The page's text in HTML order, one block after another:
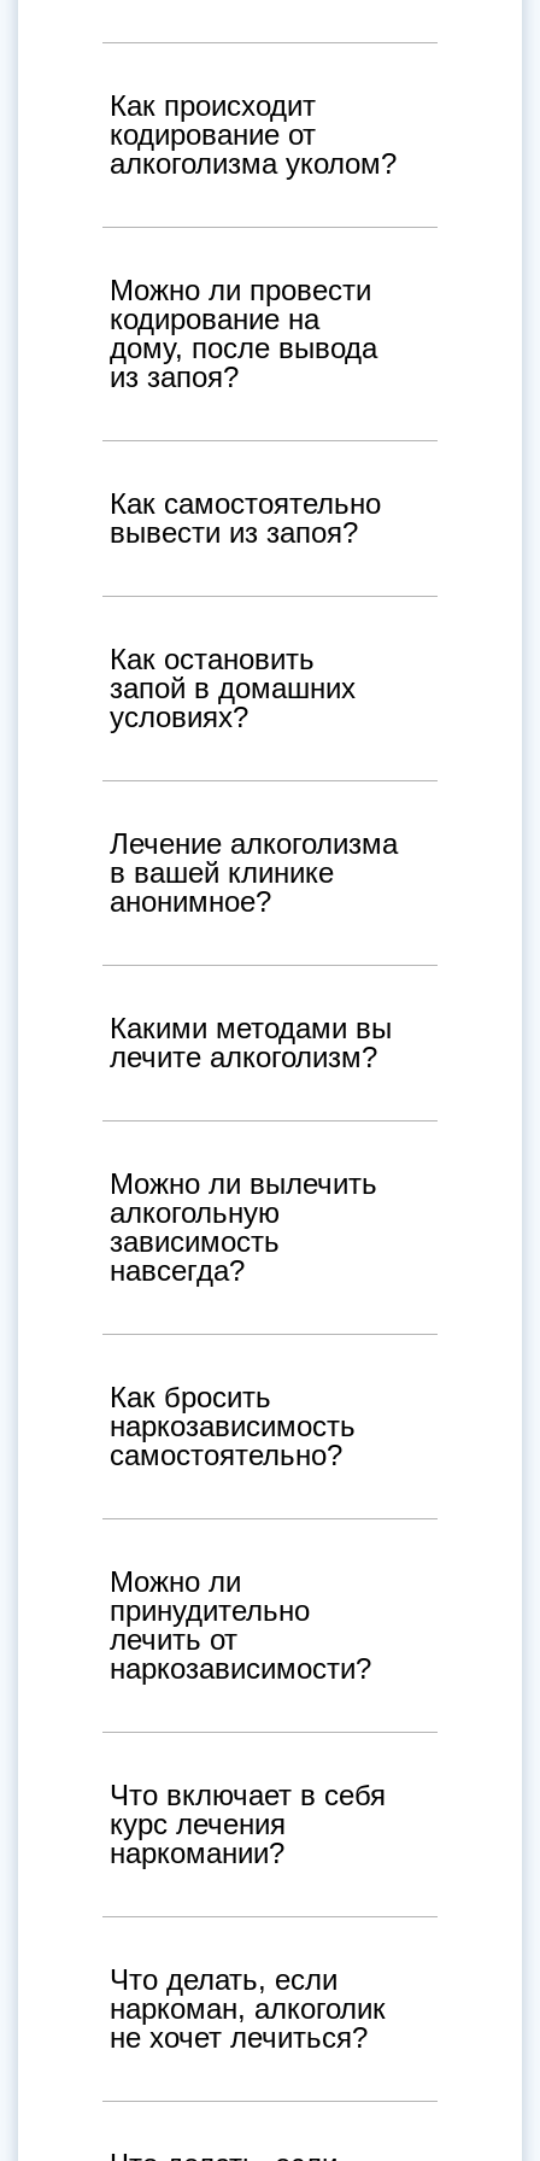
Как происходит
кодирование от
алкоголизма уколом?
Можно ли провести
кодирование на
дому, после вывода
из запоя?
Как самостоятельно
вывести из запоя?
Как остановить
запой в домашних
условиях?
Лечение алкоголизма
в вашей клинике
анонимное?
Какими методами вы
лечите алкоголизм?
Можно ли вылечить
алкогольную
зависимость
навсегда?
Как бросить
наркозависимость
самостоятельно?
Можно ли
принудительно
лечить от
наркозависимости?
Что включает в себя
курс лечения
наркомании?
Что делать, если
наркоман, алкоголик
не хочет лечиться?